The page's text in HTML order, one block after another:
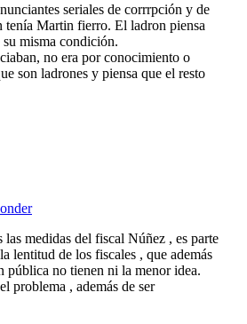
seriales de corrrpción y de
tenía Martin fierro. El ladron piensa
su misma condición.
no era por conocimiento o
son ladrones y piensa que el resto
las medidas del fiscal Núñez , es parte
lentitud de los fiscales , que además
pública no tienen ni la menor idea.
problema , además de ser